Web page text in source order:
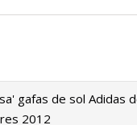
gafas de sol Adidas
2012